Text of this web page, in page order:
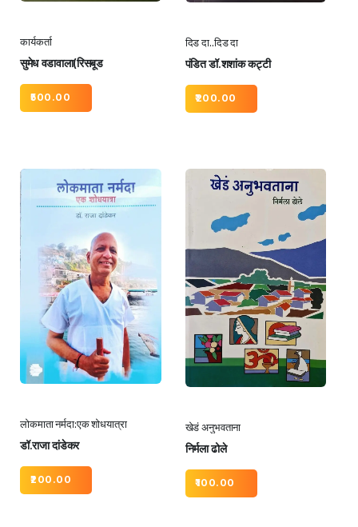
कार्यकर्ता
सुमेध वडावाला(रिसबूड
500.00
दिड दा..दिड दा
पंडित डॉ.शशांक कट्टी
200.00
लोकमाता नर्मदा:एक शोधयात्रा
डॉ.राजा दांडेकर
200.00
खेडं अनुभवताना
निर्मला ढोले
100.00